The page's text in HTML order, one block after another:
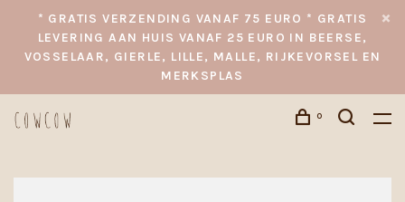
* GRATIS VERZENDING VANAF 75 EURO * GRATIS
LEVERING AAN HUIS VANAF 25 EURO IN BEERSE,
VOSSELAAR, GIERLE, LILLE, MALLE, RIJKEVORSEL EN
MERKSPLAS
0